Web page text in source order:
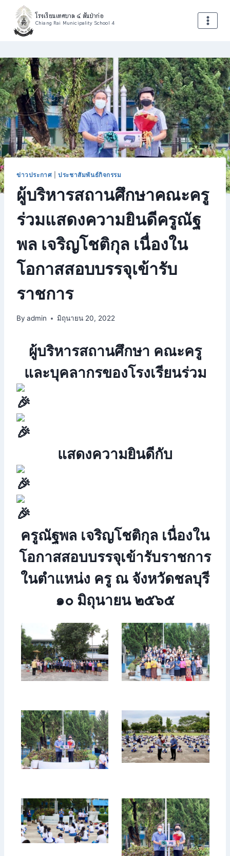
content
โรงเรียนเทศบาล ๔ สันป่าก่อ
Chiang Rai Municipality School 4
ข่าวประกาศ |ประชาสัมพันธ์กิจกรรม
ผู้บริหารสถานศึกษาคณะครู
ร่วมแสดงความยินดีครูณัฐ
พล เจริญโชติกุล เนื่องใน
โอกาสสอบบรรจุเข้ารับ
ราชการ
By admin มิถุนายน 20, 2022
ผู้บริหารสถานศึกษา คณะครู
และบุคลากรของโรงเรียนร่วม
แสดงความยินดีกับ
ครูณัฐพล เจริญโชติกุล เนื่องใน
โอกาสสอบบรรจุเข้ารับราชการ
ในตำแหน่ง ครู ณ จังหวัดชลบุรี
๑๐ มิถุนายน ๒๕๖๕